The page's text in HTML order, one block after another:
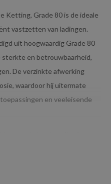
Ketting, Grade 80 is de ideale
vastzetten van ladingen.
uit hoogwaardig Grade 80
en betrouwbaarheid,
De verzinkte afwerking
waardoor hij uitermate
en veeleisende
klep, kunnen ladingen